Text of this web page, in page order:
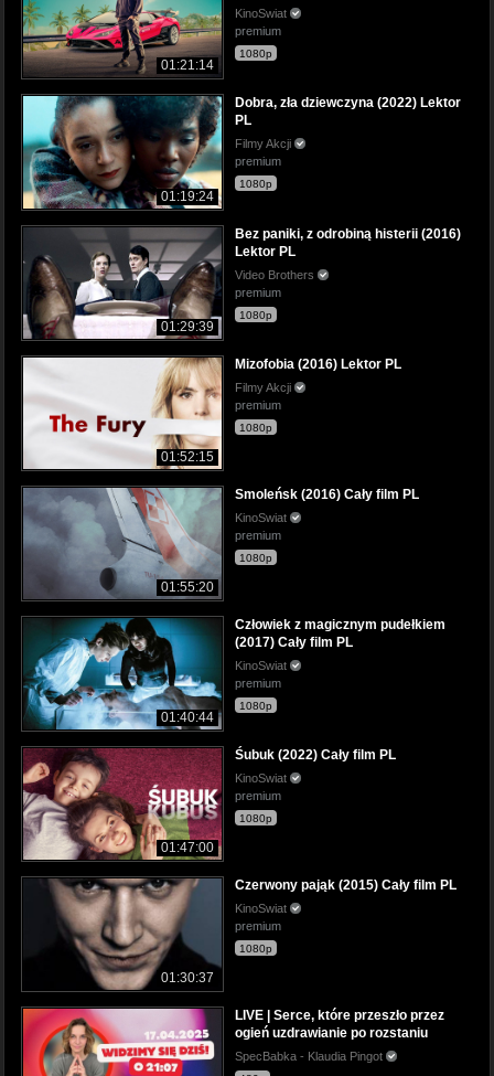
01:21:14
KinoSwiat
premium
1080p
01:19:24
Dobra, zła dziewczyna (2022) Lektor
PL
Filmy Akcji
premium
1080p
01:29:39
Bez paniki, z odrobiną histerii (2016)
Lektor PL
Video Brothers
premium
1080p
01:52:15
Mizofobia (2016) Lektor PL
Filmy Akcji
premium
1080p
01:55:20
Smoleńsk (2016) Cały film PL
KinoSwiat
premium
1080p
01:40:44
Człowiek z magicznym pudełkiem
(2017) Cały film PL
KinoSwiat
premium
1080p
01:47:00
Śubuk (2022) Cały film PL
KinoSwiat
premium
1080p
01:30:37
Czerwony pająk (2015) Cały film PL
KinoSwiat
premium
1080p
LIVE | Serce, które przeszło przez
ogień uzdrawianie po rozstaniu
SpecBabka - Klaudia Pingot